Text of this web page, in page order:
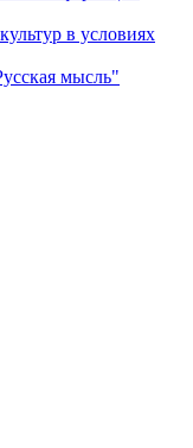
в условиях
мысль"